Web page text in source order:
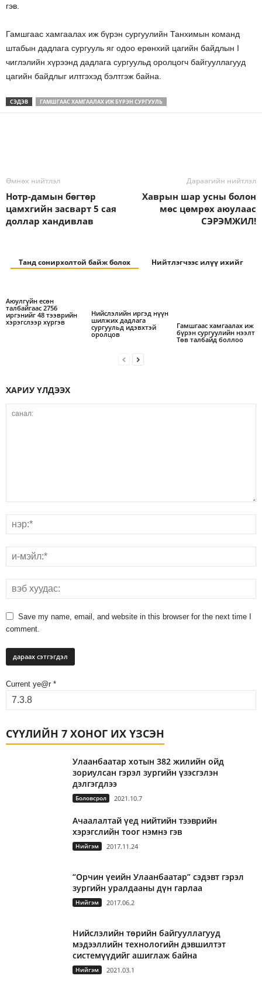
гэв.
Гамшгаас хамгаалах иж бүрэн сургуулийн Танхимын команд
штабын дадлага сургууль яг одоо ерөнхий цагийн байдлын I
чиглэлийн хүрээнд дадлага сургуульд оролцогч байгууллагууд
цагийн байдлыг илтгэхэд бэлтгэж байна.
СЭДЭВ ГАМШГААС ХАМГААЛАХ ИЖ БҮРЭН СУРГУУЛЬ
Өмнөх нийтлэл
Нотр-дамын бөгтөр
цамхгийн засварт 5 сая
доллар хандивлав
Дараагийн нийтлэл
Хаврын шар усны болон
мөс цөмрөх аюулаас
СЭРЭМЖИЛ!
Танд сонирхолтой байж болох Нийтлэгчээс илүү ихийг
Аюулгүйн есөн
талбайгаас 2756
иргэнийг 48 тээврийн
хэрэгслээр хүргэв
Нийслэлийн иргэд нүүн
шилжих дадлага
сургуульд идэвхтэй
оролцов
Гамшгаас хамгаалах иж
бүрэн сургуулийн нээлт
Төв талбайд боллоо
ХАРИУ ҮЛДЭЭХ
Save my name, email, and website in this browser for the next time I
comment.
Current ye@r *
СҮҮЛИЙН 7 ХОНОГ ИХ ҮЗСЭН
Улаанбаатар хотын 382 жилийн ойд
зориулсан гэрэл зургийн үзэсгэлэн
дэлгэгдлээ
Боловсрол 2021.10.7
Ачаалалтай үед нийтийн тээврийн
хэрэгслийн тоог нэмнэ гэв
Нийгэм 2017.11.24
“Орчин үеийн Улаанбаатар” сэдэвт гэрэл
зургийн уралдааны дүн гарлаа
Нийгэм 2017.06.2
Нийслэлийн төрийн байгууллагууд
мэдээллийн технологийн дэвшилтэт
системүүдийг ашиглаж байна
Нийгэм 2021.03.1